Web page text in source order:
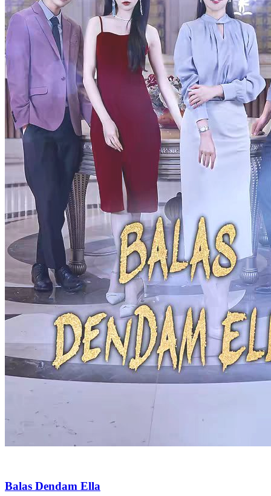
60 Episodes
Anak jenius yang ditinggalkan, Sean, merancang balas dendam
yang cermat dengan dalih "cinta" terhadap ayahnya yang
tidak...Tonton Balas Dendam Berkedok Cinta secara gratis di
NetShort. Temukan lebih banyak drama populer.
Serangan Balik Pertumbuhan